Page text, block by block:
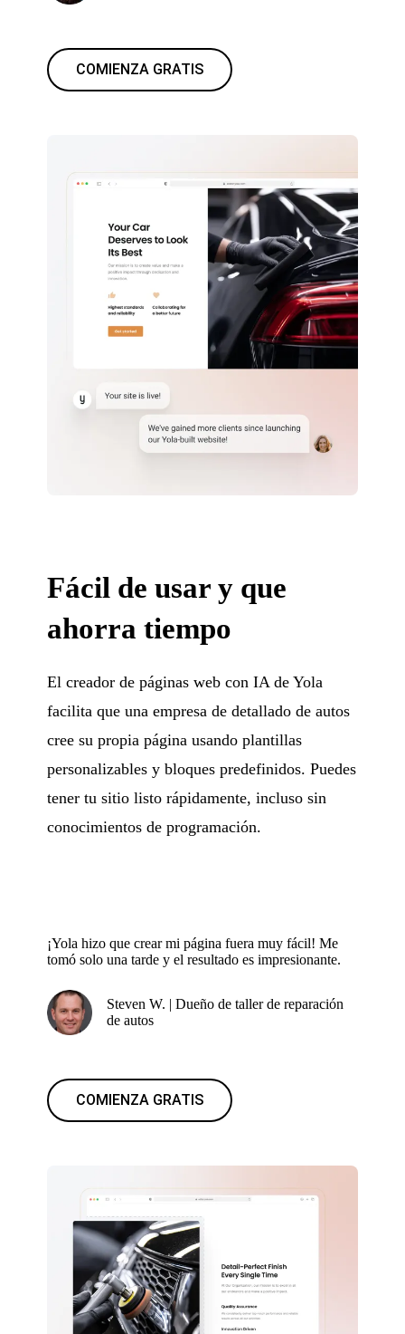
COMIENZA GRATIS
Fácil de usar y que
ahorra tiempo
El creador de páginas web con IA de Yola
facilita que una empresa de detallado de autos
cree su propia página usando plantillas
personalizables y bloques predefinidos. Puedes
tener tu sitio listo rápidamente, incluso sin
conocimientos de programación.
¡Yola hizo que crear mi página fuera muy fácil! Me
tomó solo una tarde y el resultado es impresionante.
Steven W. | Dueño de taller de reparación
de autos
COMIENZA GRATIS